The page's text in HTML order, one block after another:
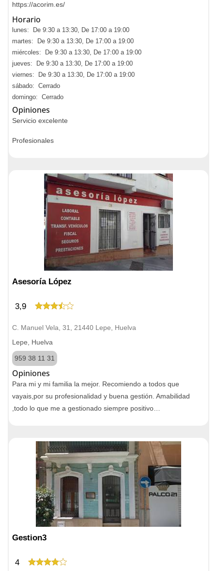
https://acorim.es/
Horario
lunes: De 9:30 a 13:30, De 17:00 a 19:00
martes: De 9:30 a 13:30, De 17:00 a 19:00
miércoles: De 9:30 a 13:30, De 17:00 a 19:00
jueves: De 9:30 a 13:30, De 17:00 a 19:00
viernes: De 9:30 a 13:30, De 17:00 a 19:00
sábado: Cerrado
domingo: Cerrado
Opiniones
Servicio excelente
Profesionales
Asesoría López
3,9
C. Manuel Vela, 31, 21440 Lepe, Huelva
Lepe, Huelva
959 38 11 31
Opiniones
Para mi y mi familia la mejor. Recomiendo a todos que
vayais,por su profesionalidad y buena gestión. Amabilidad
,todo lo que me a gestionado siempre positivo…
Gestion3
4